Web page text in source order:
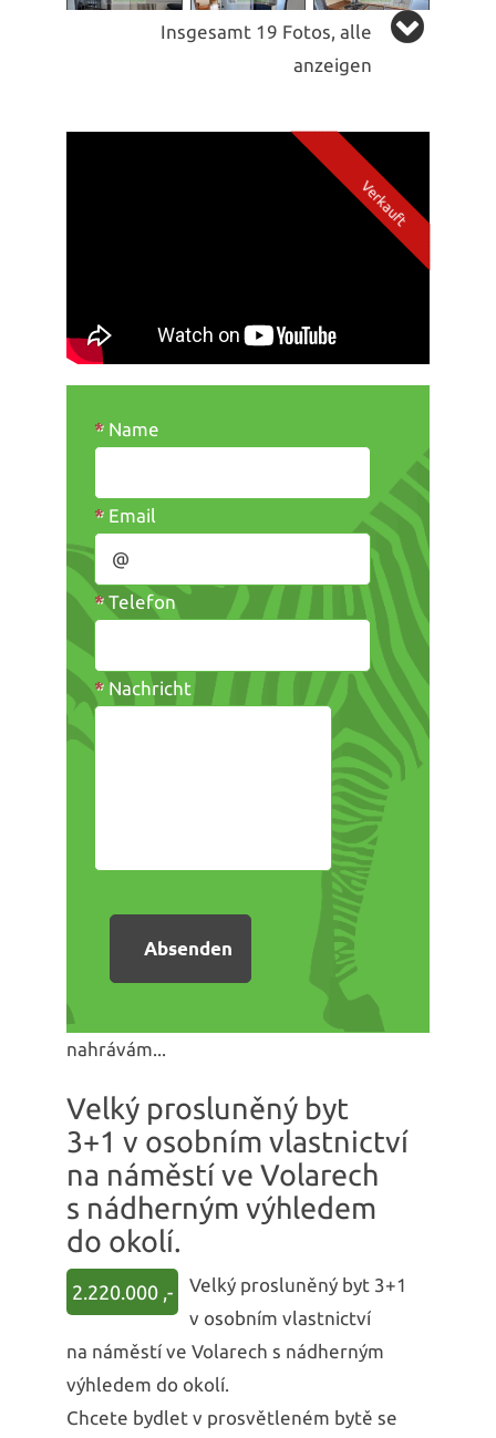
Insgesamt 19 Fotos, alle
anzeigen
* Name
* Email
*Telefon
* Nachricht
nahrávám...
Velký prosluněný byt
3+1 v osobním vlastnictví
na náměstí ve Volarech
s nádherným výhledem
do okolí.
2.220.000 ,-
Velký prosluněný byt 3+1
v osobním vlastnictví
na náměstí ve Volarech s nádherným
výhledem do okolí.
Chcete bydlet v prosvětleném bytě se